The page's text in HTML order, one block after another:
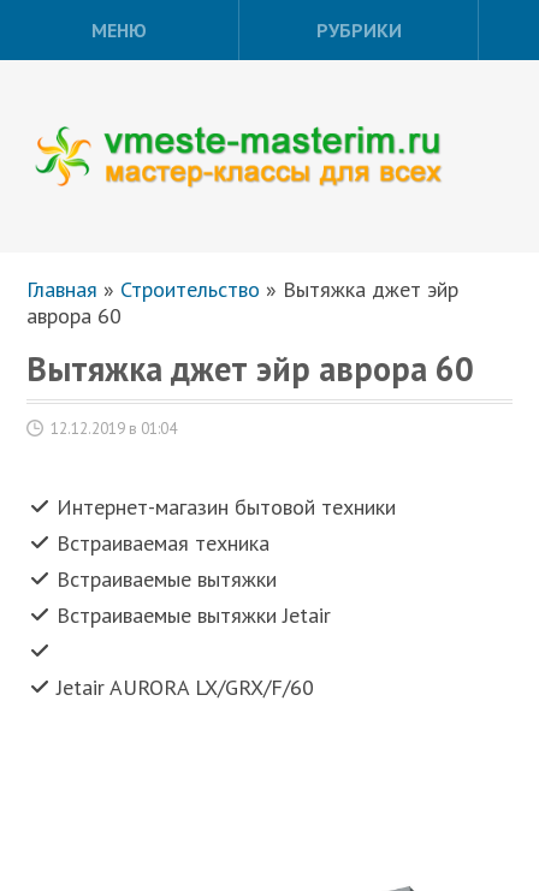
МЕНЮ РУБРИКИ
Главная » Строительство » Вытяжка джет эйр
аврора 60
Вытяжка джет эйр аврора 60
12.12.2019 в 01:04
Интернет-магазин бытовой техники
Встраиваемая техника
Встраиваемые вытяжки
Встраиваемые вытяжки Jetair
Jetair AURORA LX/GRX/F/60